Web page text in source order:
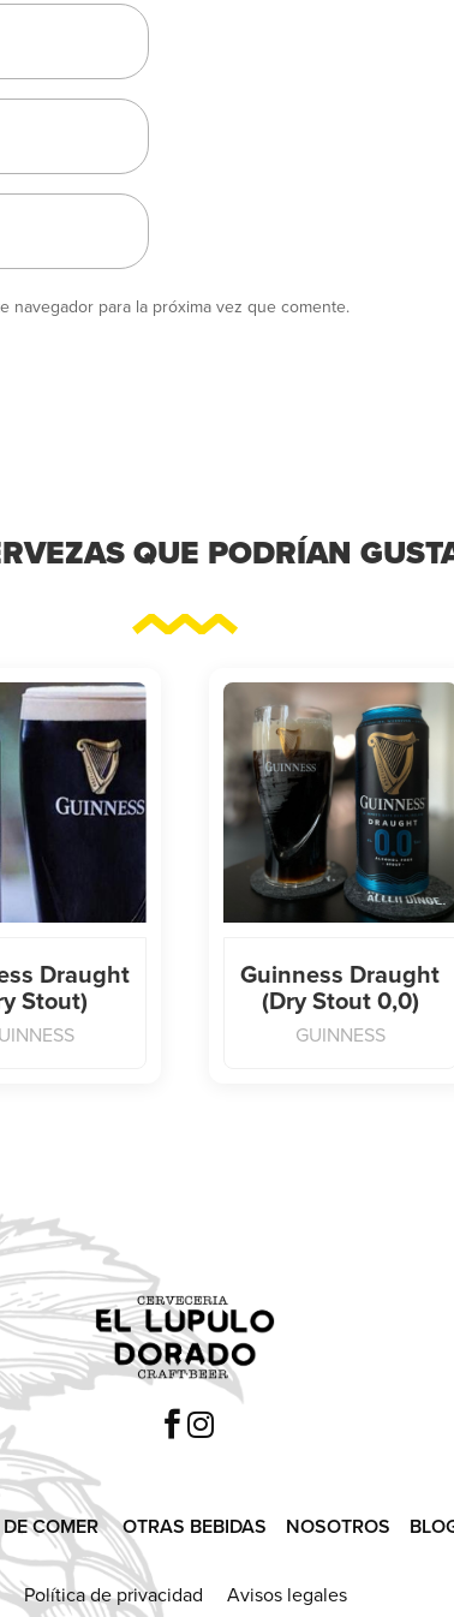
para la próxima vez que comente.
QUE PODRÍAN
Draught
Stout)
Guinness Draught
(Dry Stout 0,0)
GUINNESS
 
DE COMER OTRAS BEBIDAS NOSOTROS
Política de privacidad Avisos legales